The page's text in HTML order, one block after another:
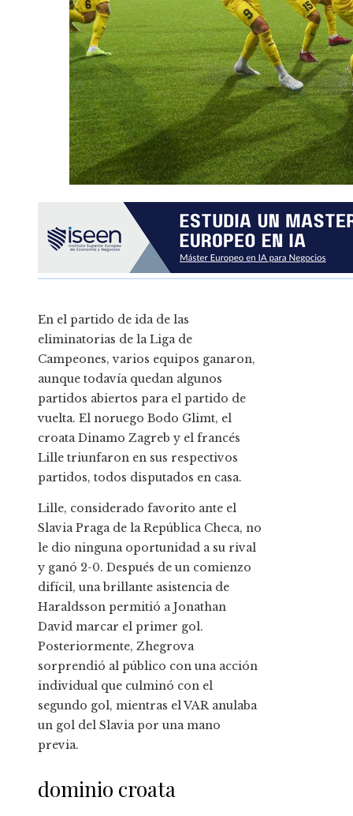
En el partido de ida de las
eliminatorias de la Liga de
Campeones, varios equipos ganaron,
aunque todavía quedan algunos
partidos abiertos para el partido de
vuelta. El noruego Bodo Glimt, el
croata Dinamo Zagreb y el francés
Lille triunfaron en sus respectivos
partidos, todos disputados en casa.
Lille, considerado favorito ante el
Slavia Praga de la República Checa, no
le dio ninguna oportunidad a su rival
y ganó 2-0. Después de un comienzo
difícil, una brillante asistencia de
Haraldsson permitió a Jonathan
David marcar el primer gol.
Posteriormente, Zhegrova
sorprendió al público con una acción
individual que culminó con el
segundo gol, mientras el VAR anulaba
un gol del Slavia por una mano
previa.
dominio croata